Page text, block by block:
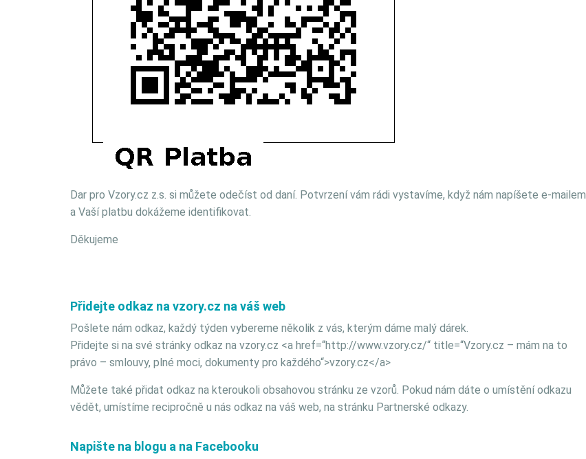
Dar pro Vzory.cz z.s. si můžete odečíst od daní. Potvrzení vám rádi vystavíme, když nám napíšete e-mailem
a Vaší platbu dokážeme identifikovat.
Děkujeme
Přidejte odkaz na vzory.cz na váš web
Pošlete nám odkaz, každý týden vybereme několik z vás, kterým dáme malý dárek.
Přidejte si na své stránky odkaz na vzory.cz <a href=“http://www.vzory.cz/“ title=“Vzory.cz – mám na to
právo – smlouvy, plné moci, dokumenty pro každého“>vzory.cz</a>
Můžete také přidat odkaz na kteroukoli obsahovou stránku ze vzorů. Pokud nám dáte o umístění odkazu
vědět, umístíme recipročně u nás odkaz na váš web, na stránku Partnerské odkazy.
Napište na blogu a na Facebooku